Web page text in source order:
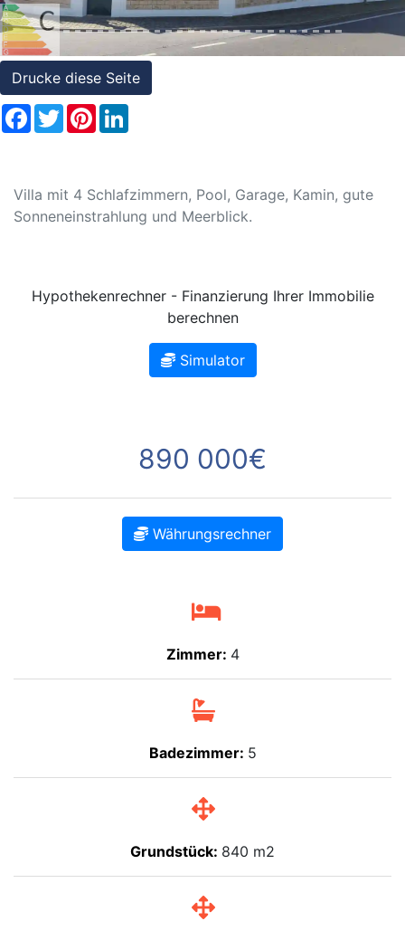
Referenzen
Immobilien
und
Steuerrecht
Drucke diese Seite
Facebook
TwitterPinterest
Villa mit 4 Schlafzimmern, Pool, Garage, Kamin, gute
Sonneneinstrahlung und Meerblick.
Hypothekenrechner - Finanzierung Ihrer Immobilie
berechnen
Simulator
890 000€
Währungsrechner
Zimmer: 4
Badezimmer: 5
Grundstück: 840 m2